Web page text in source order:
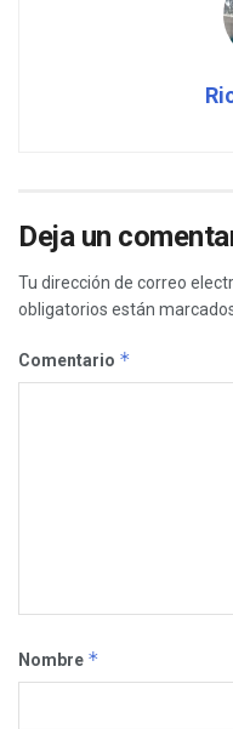
Deja un
Tu dirección de correo
obligatorios están
Comentario *
Nombre *